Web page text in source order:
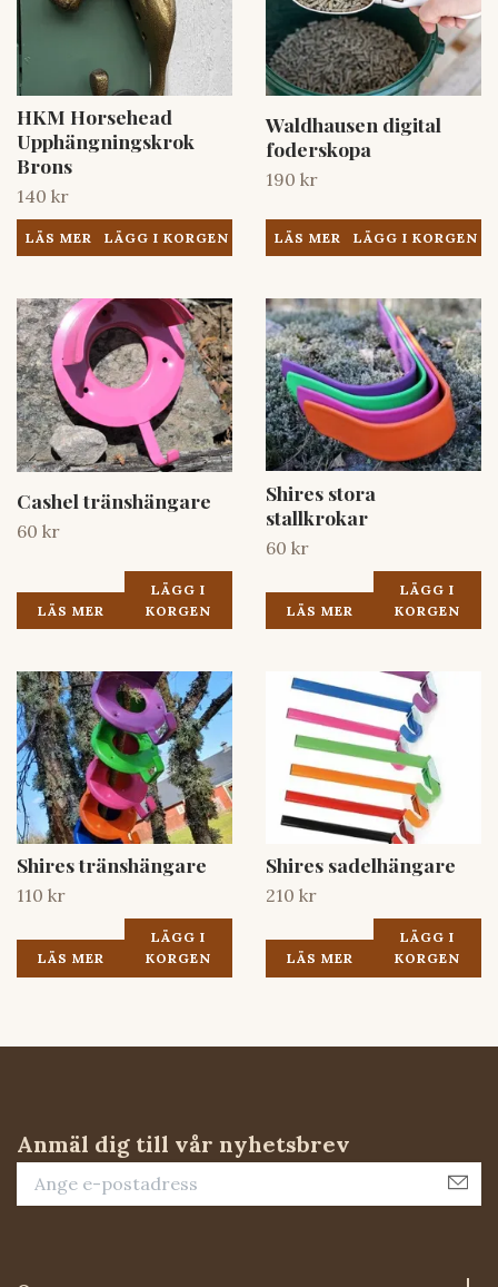
HKM Horsehead
Upphängningskrok
Brons
140 kr
LÄS MER
Waldhausen digital
foderskopa
190 kr
LÄS MER
Cashel tränshängare
60 kr
LÄS MER
LÄGG I
KORGEN
Shires stora
stallkrokar
60 kr
LÄS MER
LÄGG I
KORGEN
Shires tränshängare
110 kr
LÄS MER
LÄGG I
KORGEN
Shires sadelhängare
210 kr
LÄS MER
LÄGG I
KORGEN
Anmäl dig till vår nyhetsbrev